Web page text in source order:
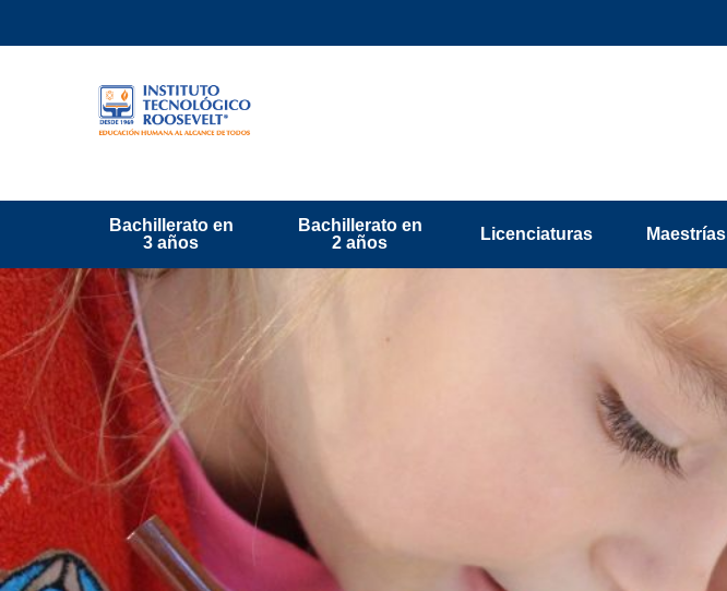
Bachillerato en
3 años
Bachillerato en
2 años
Licenciaturas Maestrías